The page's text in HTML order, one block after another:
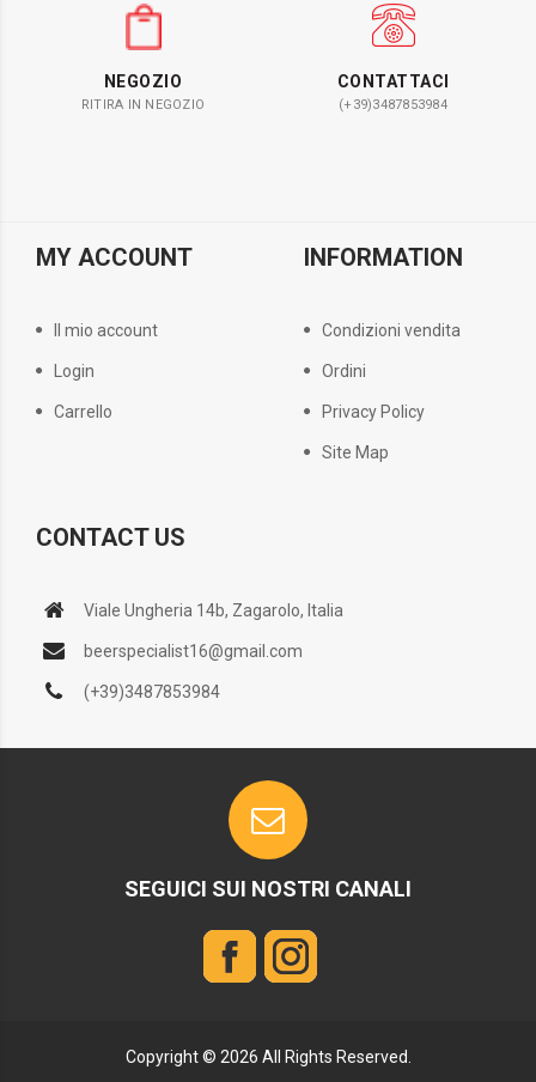
NEGOZIO
RITIRA IN NEGOZIO
CONTATTACI
(+39)3487853984
MY ACCOUNT
Il mio account
Login
Carrello
INFORMATION
Condizioni vendita
Ordini
Privacy Policy
Site Map
CONTACT US
Viale Ungheria 14b, Zagarolo, Italia
beerspecialist16@gmail.com
(+39)3487853984
SEGUICI SUI NOSTRI CANALI
Copyright © 2026 All Rights Reserved.